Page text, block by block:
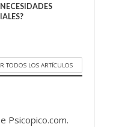
TODOS LOS ARTÍCULOS
Psicopico.com.